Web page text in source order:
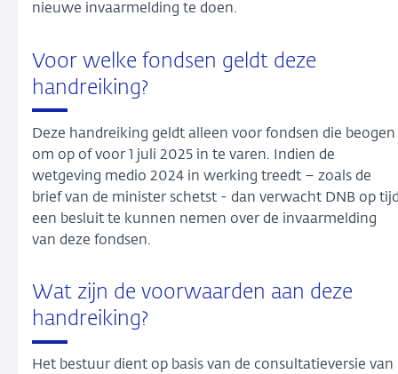
nieuwe invaarmelding te doen.
Voor welke fondsen geldt deze
handreiking?
Deze handreiking geldt alleen voor fondsen die beogen
om op of voor 1 juli 2025 in te varen. Indien de
wetgeving medio 2024 in werking treedt – zoals de
brief van de minister schetst - dan verwacht DNB op
een besluit te kunnen nemen over de invaarmelding
van deze fondsen.
Wat zijn de voorwaarden aan deze
handreiking?
Het bestuur dient op basis van de consultatieversie van